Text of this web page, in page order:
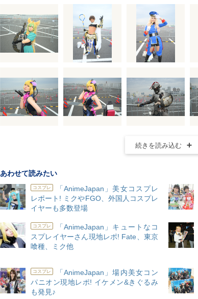
続きを読み込む
あわせて読みたい
コスプレ
「AnimeJapan」美女コスプレ
レポート! ミクやFGO、外国人コスプレ
イヤーも多数登場
コスプレ
「AnimeJapan」キュートなコ
スプレイヤーさん現地レポ! Fate、東京
喰種、ミク他
コスプレ
「AnimeJapan」場内美女コン
パニオン現地レポ! イケメン&きぐるみ
も発見♪